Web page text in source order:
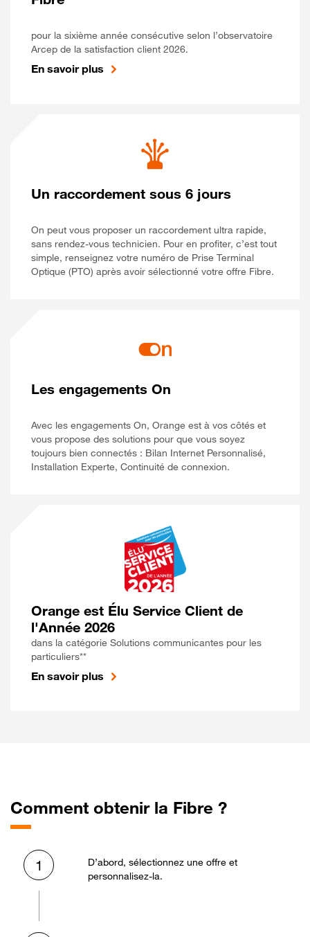
pour la sixième année consécutive selon l’observatoire
Arcep de la satisfaction client 2026.
En savoir plus
Un raccordement sous 6 jours
On peut vous proposer un raccordement ultra rapide,
sans rendez-vous technicien. Pour en profiter, c’est tout
simple, renseignez votre numéro de Prise Terminal
Optique (PTO) après avoir sélectionné votre offre Fibre.
Les engagements On
Avec les engagements On, Orange est à vos côtés et
vous propose des solutions pour que vous soyez
toujours bien connectés : Bilan Internet Personnalisé,
Installation Experte, Continuité de connexion.
Orange est Élu Service Client de
l'Année 2026
dans la catégorie Solutions communicantes pour les
particuliers**
En savoir plus
Comment obtenir la Fibre ?
1
D’abord, sélectionnez une offre et
personnalisez-la.